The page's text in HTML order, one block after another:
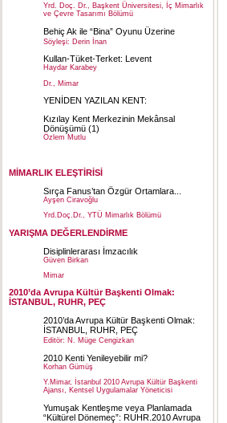
Yrd. Doç. Dr., Başkent Üniversitesi, İç Mimarlık
ve Çevre Tasarımı Bölümü
Behiç Ak ile “Bina” Oyunu Üzerine
Söyleşi: Derin İnan
Kullan-Tüket-Terket: Levent
Haydar Karabey
Dr., Mimar
YENİDEN YAZILAN KENT:
Kızılay Kent Merkezinin Mekânsal
Dönüşümü (1)
Özlem Mutlu
MİMARLIK ELEŞTİRİSİ
Sırça Fanus’tan Özgür Ortamlara...
Ayşen Ciravoğlu
Yrd.Doç.Dr., YTÜ Mimarlık Bölümü
YARIŞMA DEĞERLENDİRME
Disiplinlerarası İmzacılık
Güven Birkan
Mimar
2010’da Avrupa Kültür Başkenti Olmak:
İSTANBUL, RUHR, PEÇ
2010’da Avrupa Kültür Başkenti Olmak:
İSTANBUL, RUHR, PEÇ
Editör: N. Müge Cengizkan
2010 Kenti Yenileyebilir mi?
Korhan Gümüş
Y.Mimar, İstanbul 2010 Avrupa Kültür Başkenti
Ajansı, Kentsel Uygulamalar Yöneticisi
Yumuşak Kentleşme veya Planlamada
“Kültürel Dönemeç”: RUHR.2010 Avrupa